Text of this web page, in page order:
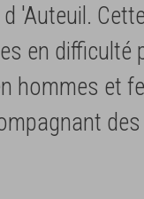
'Auteuil.
en difficulté
hommes et